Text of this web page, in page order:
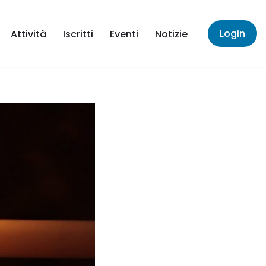
Attività Iscritti Eventi Notizie Login